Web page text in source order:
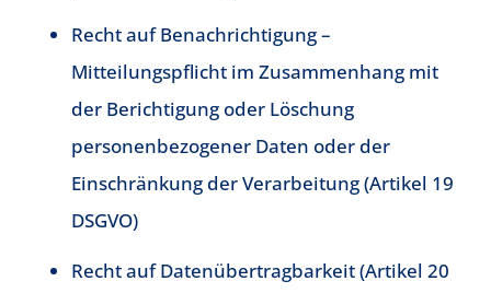
Recht auf Benachrichtigung –
Mitteilungspflicht im Zusammenhang mit
der Berichtigung oder Löschung
personenbezogener Daten oder der
Einschränkung der Verarbeitung (Artikel 19
DSGVO)
Recht auf Datenübertragbarkeit (Artikel 20